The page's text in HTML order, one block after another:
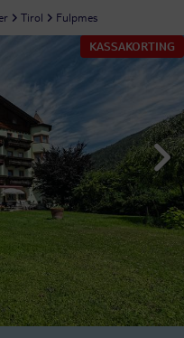
Tirol
Fulpmes
KASSAKORTING